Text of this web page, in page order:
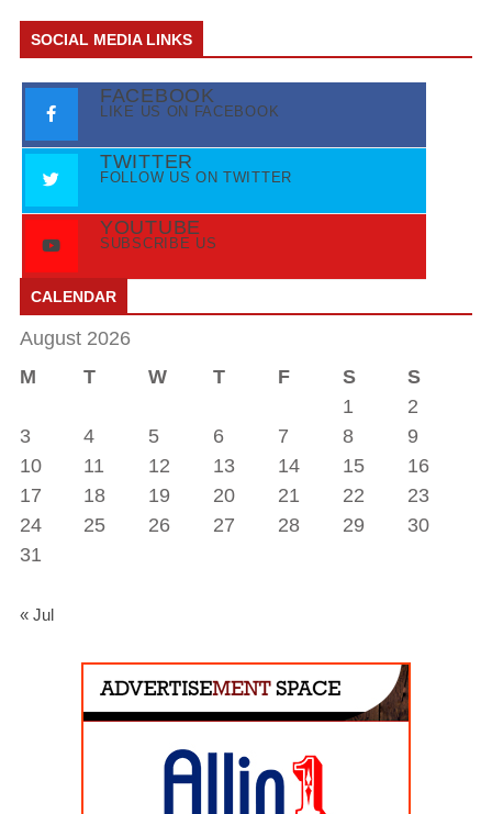
SOCIAL MEDIA LINKS
FACEBOOK
LIKE US ON FACEBOOK
TWITTER
FOLLOW US ON TWITTER
YOUTUBE
SUBSCRIBE US
CALENDAR
August 2026
M
T W T F S
S
1
2
3
4 5 6 7 8
9
10
11 12 13 14 15
16
17
18 19 20 21 22
23
24
25 26 27 28 29
30
31
« Jul